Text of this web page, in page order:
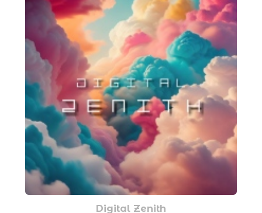
Digital Zenith